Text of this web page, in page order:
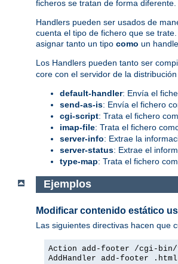
ficheros se tratan de forma diferente.
Handlers pueden ser usados de
cuenta el tipo de fichero que se
asignar tanto un tipo como un
Los Handlers pueden tanto ser
core con el servidor de la
default-handler: Envía el
send-as-is: Envía el fichero
cgi-script: Trata el fichero
imap-file: Trata el fichero
server-info: Extrae la
server-status: Extrae el
type-map: Trata el fichero
Ejemplos
Modificar contenido estático
Las siguientes directivas hacen que
Action add-footer /cgi-
AddHandler add-footer .html